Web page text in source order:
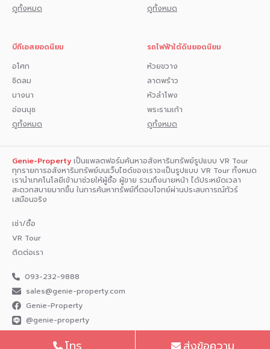
Facebook ที่มีคนกด like ถึง!! 327,000 คน:
ดูทั้งหมด
ดูทั้งหมด
บีทีเอสยอดนิยม
อโศก
ชิดลม
บางนา
อ่อนนุช
ดูทั้งหมด
รถไฟฟ้าใต้ดินยอดนิยม
ห้วยขวาง
ลาดพร้าว
หัวลำโพง
พระรามเก้า
ดูทั้งหมด
Genie-Property เป็นแพลตฟอร์มค้นหาอสังหาริมทรัพย์รูปแบบ VR Tour
ทุกรายการอสังหาริมทรัพย์บนเว็บไซด์ของเราจะเป็นรูปแบบ VR Tour ทั้งหมด
เรานำเทคโนโลยีเข้ามาช่วยให้ผู้ซื้อ ผู้ขาย รวมถึงนายหน้า ได้ประหยัดเวลา
สะดวกสบายมากขึ้น ในการค้นหาทรัพย์ที่ตอบโจทย์ผ่านประสบการณ์ทัวร์
เสมือนจริง
เช่า/ซื้อ
VR Tour
ติดต่อเรา
093-232-9888
sales@genie-property.com​
Genie-Property
@genie-property
นโยบาย
ไทย
English